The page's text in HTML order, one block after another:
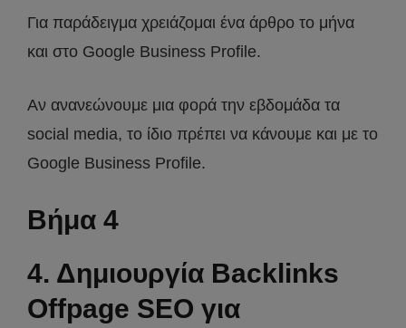
Για παράδειγμα χρειάζομαι ένα άρθρο το μήνα
και στο Google Business Profile.
Αν ανανεώνουμε μια φορά την εβδομάδα τα
social media, το ίδιο πρέπει να κάνουμε και με το
Google Business Profile.
Βήμα 4
4. Δημιουργία Backlinks
Offpage SEO για